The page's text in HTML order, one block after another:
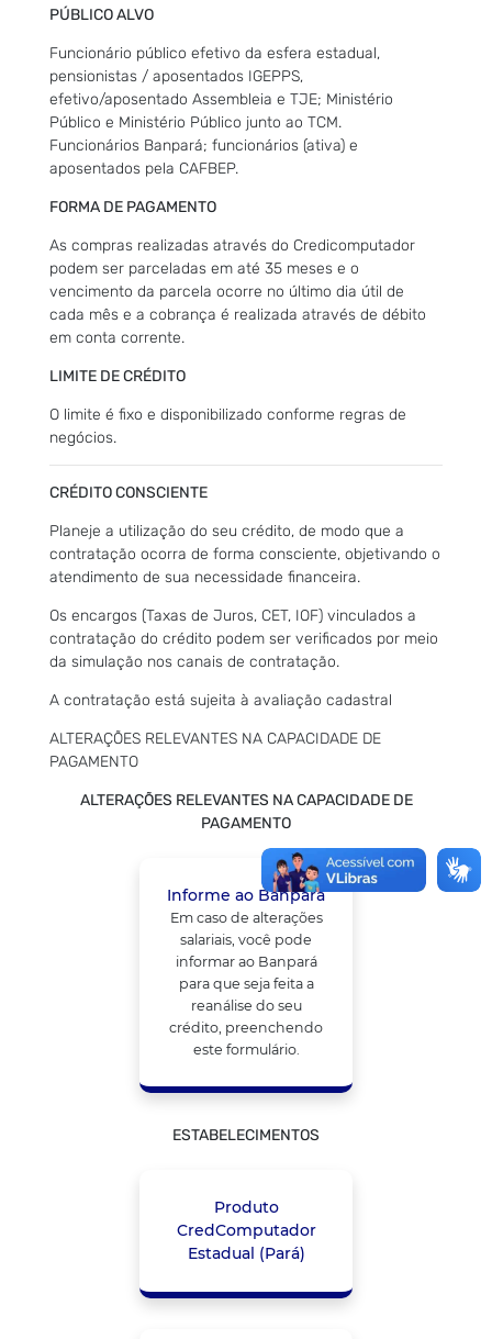
PÚBLICO ALVO
Funcionário público efetivo da esfera estadual,
pensionistas / aposentados IGEPPS,
efetivo/aposentado Assembleia e TJE; Ministério
Público e Ministério Público junto ao TCM.
Funcionários Banpará; funcionários (ativa) e
aposentados pela CAFBEP.
FORMA DE PAGAMENTO
As compras realizadas através do Credicomputador
podem ser parceladas em até 35 meses e o
vencimento da parcela ocorre no último dia útil de
cada mês e a cobrança é realizada através de débito
em conta corrente.
LIMITE DE CRÉDITO
O limite é fixo e disponibilizado conforme regras de
negócios.
CRÉDITO CONSCIENTE
Planeje a utilização do seu crédito, de modo que a
contratação ocorra de forma consciente, objetivando o
atendimento de sua necessidade financeira.
Os encargos (Taxas de Juros, CET, IOF) vinculados a
contratação do crédito podem ser verificados por meio
da simulação nos canais de contratação.
A contratação está sujeita à avaliação cadastral
ALTERAÇÕES RELEVANTES NA CAPACIDADE DE
PAGAMENTO
ALTERAÇÕES RELEVANTES NA CAPACIDADE DE
PAGAMENTO
Informe ao Banpará
Em caso de alterações
salariais, você pode
informar ao Banpará
para que seja feita a
reanálise do seu
crédito, preenchendo
este formulário.
ESTABELECIMENTOS
Produto
CredComputador
Estadual (Pará)